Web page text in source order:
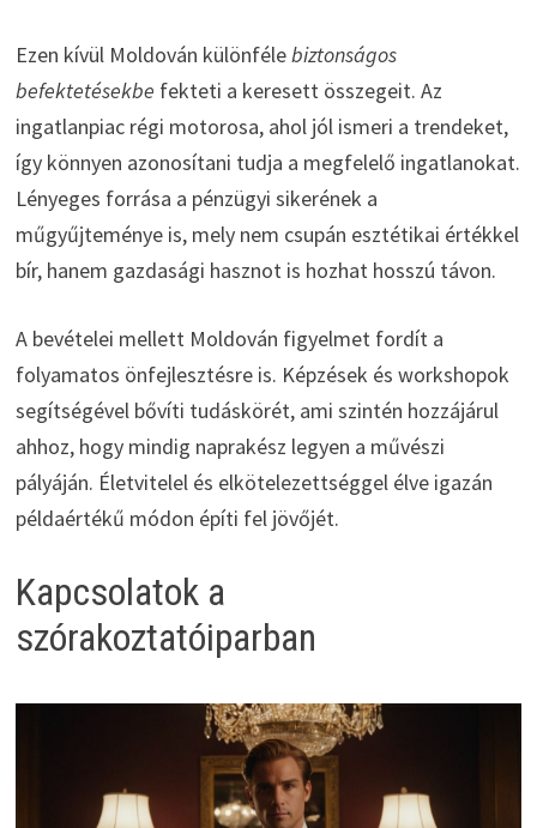
Ezen kívül Moldován különfélebiztonságos
befektetésekbe fekteti a keresett összegeit. Az
ingatlanpiac régi motorosa, ahol jól ismeri a trendeket,
így könnyen azonosítani tudja a megfelelő ingatlanokat.
Lényeges forrása a pénzügyi sikerének a
műgyűjteménye is, mely nem csupán esztétikai értékkel
bír, hanem gazdasági hasznot is hozhat hosszú távon.
A bevételei mellett Moldován figyelmet fordít a
folyamatos önfejlesztésre is. Képzések és workshopok
segítségével bővíti tudáskörét, ami szintén hozzájárul
ahhoz, hogy mindig naprakész legyen a művészi
pályáján. Életvitelel és elkötelezettséggel élve igazán
példaértékű módon építi fel jövőjét.
Kapcsolatok a
szórakoztatóiparban